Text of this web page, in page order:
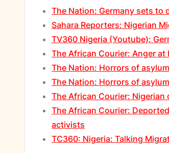
The Nation: Germany sets to
Sahara Reporters: Nigerian
TV360 Nigeria (Youtube):
The African Courier: Anger
The Nation: Horrors of
The Nation: Horrors of
The African Courier:
The African Courier:
activists
TC360: Nigeria: Talking